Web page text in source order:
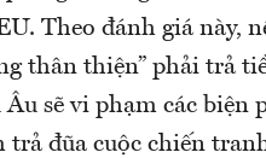
Theo đánh giá này,
thân thiện” phải trả
sẽ vi phạm các biện
đũa cuộc chiến